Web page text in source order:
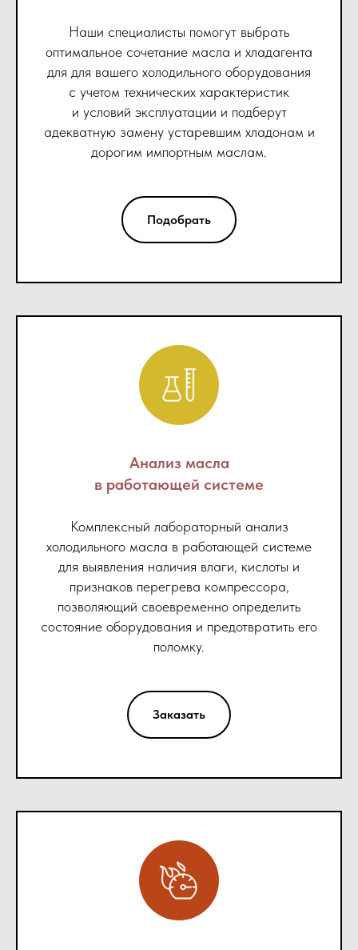
Наши специалисты помогут выбрать
оптимальное сочетание масла и хладагента
для для вашего холодильного оборудования
с учетом технических характеристик
и условий эксплуатации и подберут
адекватную замену устаревшим хладонам и
дорогим импортным маслам.
Подобрать
Анализ масла
в работающей системе
Комплексный лабораторный анализ
холодильного масла в работающей системе
для выявления наличия влаги, кислоты и
признаков перегрева компрессора,
позволяющий своевременно определить
состояние оборудования и предотвратить его
поломку.
Заказать